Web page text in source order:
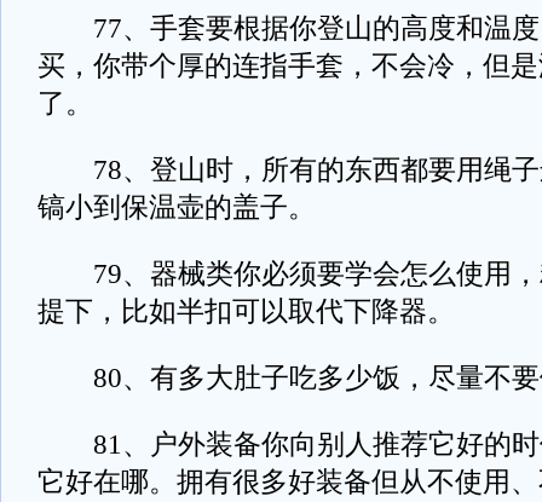
77、手套要根据你登山的高度和温度
买，你带个厚的连指手套，不会冷，但
了。
78、登山时，所有的东西都要用绳子
镐小到保温壶的盖子。
79、器械类你必须要学会怎么使用，
提下，比如半扣可以取代下降器。
80、有多大肚子吃多少饭，尽量不要
81、户外装备你向别人推荐它好的时
它好在哪。拥有很多好装备但从不使用